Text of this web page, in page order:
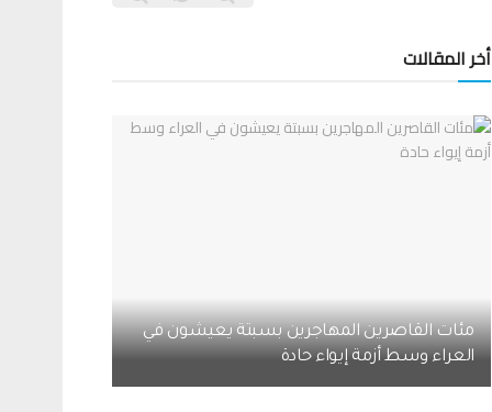
أخر المقالات
مئات القاصرين المهاجرين بسبتة يعيشون في
العراء وسط أزمة إيواء حادة